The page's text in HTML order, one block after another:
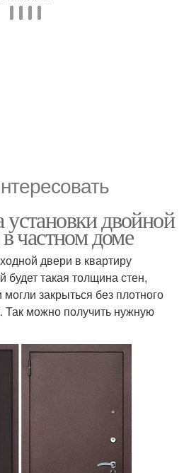
двойной
частном доме
двери в квартиру
будет такая толщина стен,
закрыться без плотного
Так можно получить нужную